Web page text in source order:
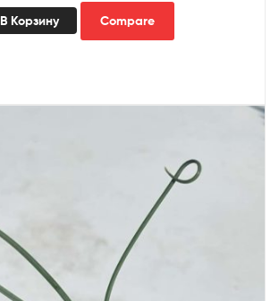
В Корзину Compare